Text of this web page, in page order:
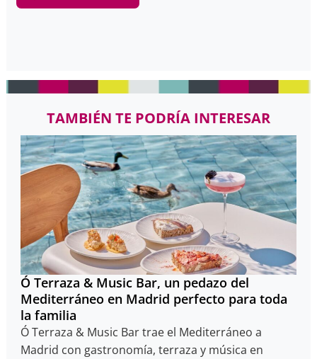
TAMBIÉN TE PODRÍA INTERESAR
Ó Terraza & Music Bar, un pedazo del
Mediterráneo en Madrid perfecto para toda
la familia
Ó Terraza & Music Bar trae el Mediterráneo a
Madrid con gastronomía, terraza y música en